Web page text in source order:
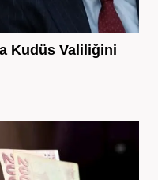
Kudüs Valiliğini